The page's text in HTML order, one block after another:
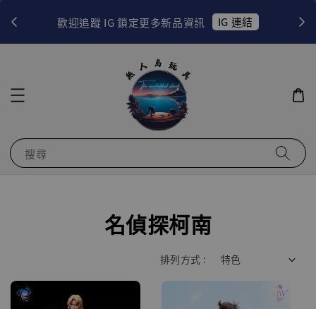
歡迎追蹤 IG 鎖定更多新品資訊 IG 連結
搜尋
名偵探柯南
排列方式 :